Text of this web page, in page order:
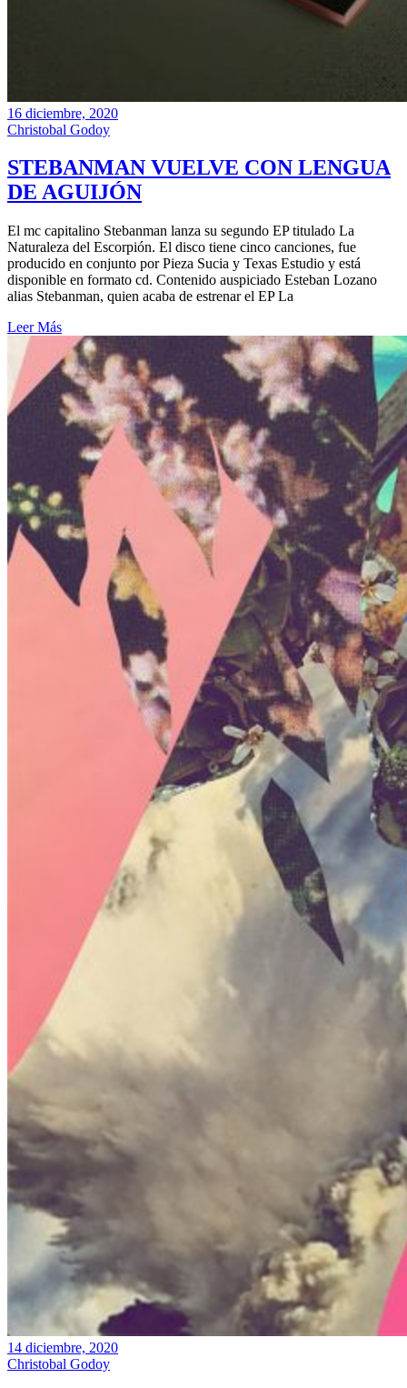
16 diciembre, 2020
Christobal Godoy
STEBANMAN VUELVE CON LENGUA
DE AGUIJÓN
El mc capitalino Stebanman lanza su segundo EP titulado La
Naturaleza del Escorpión. El disco tiene cinco canciones, fue
producido en conjunto por Pieza Sucia y Texas Estudio y está
disponible en formato cd. Contenido auspiciado Esteban Lozano
alias Stebanman, quien acaba de estrenar el EP La
Leer Más
14 diciembre, 2020
Christobal Godoy